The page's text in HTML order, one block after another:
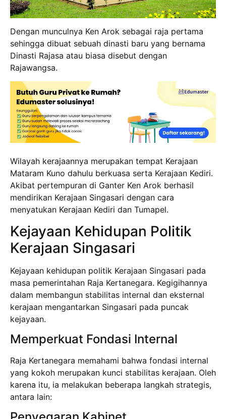
Dengan munculnya Ken Arok sebagai raja pertama
sehingga dibuat sebuah dinasti baru yang bernama
Dinasti Rajasa atau biasa disebut dengan
Rajawangsa.
Wilayah kerajaannya merupakan tempat Kerajaan
Mataram Kuno dahulu berkuasa serta Kerajaan Kediri.
Akibat pertempuran di Ganter Ken Arok berhasil
mendirikan Kerajaan Singasari dengan cara
menyatukan Kerajaan Kediri dan Tumapel.
Kejayaan Kehidupan Politik
Kerajaan Singasari
Kejayaan kehidupan politik Kerajaan Singasari pada
masa pemerintahan Raja Kertanegara. Kegigihannya
dalam membangun stabilitas internal dan eksternal
kerajaan mengantarkan Singasari pada puncak
kejayaan.
Memperkuat Fondasi Internal
Raja Kertanegara memahami bahwa fondasi internal
yang kokoh merupakan kunci stabilitas kerajaan. Oleh
karena itu, ia melakukan beberapa langkah strategis,
antara lain: